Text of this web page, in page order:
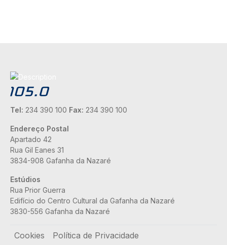
Tel: 234 390 100 Fax: 234 390 100
Endereço Postal
Apartado 42
Rua Gil Eanes 31
3834-908 Gafanha da Nazaré
Estúdios
Rua Prior Guerra
Edifício do Centro Cultural da Gafanha da Nazaré
3830-556 Gafanha da Nazaré
Rodapé
Cookies Política de Privacidade